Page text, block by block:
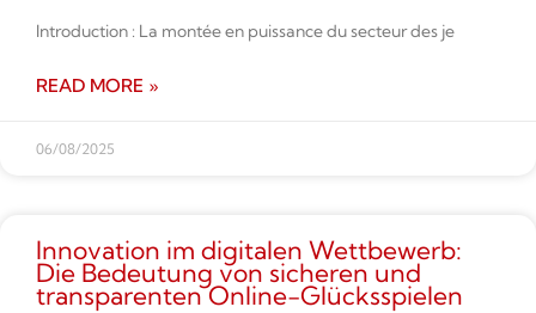
Introduction : La montée en puissance du secteur des je
READ MORE »
06/08/2025
Innovation im digitalen Wettbe­werb:
Die Bedeutung von sicheren und
transparenten Online-Glücksspielen